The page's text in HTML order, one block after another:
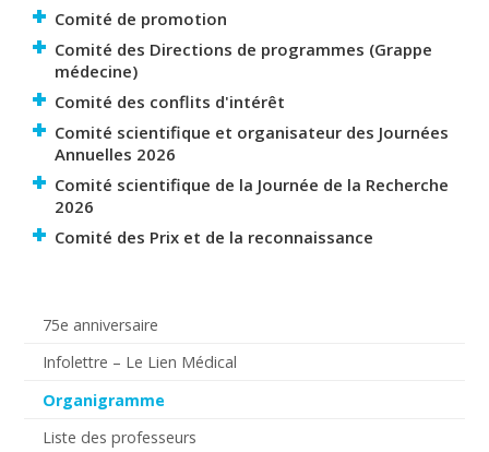
75e anniversaire
Infolettre – Le Lien Médical
Organigramme
Liste des professeurs
Comité de promotion
Comité des Directions de programmes (Grappe
médecine)
Comité des conflits d'intérêt
Comité scientifique et organisateur des Journées
Annuelles 2026
Comité scientifique de la Journée de la Recherche
2026
Comité des Prix et de la reconnaissance